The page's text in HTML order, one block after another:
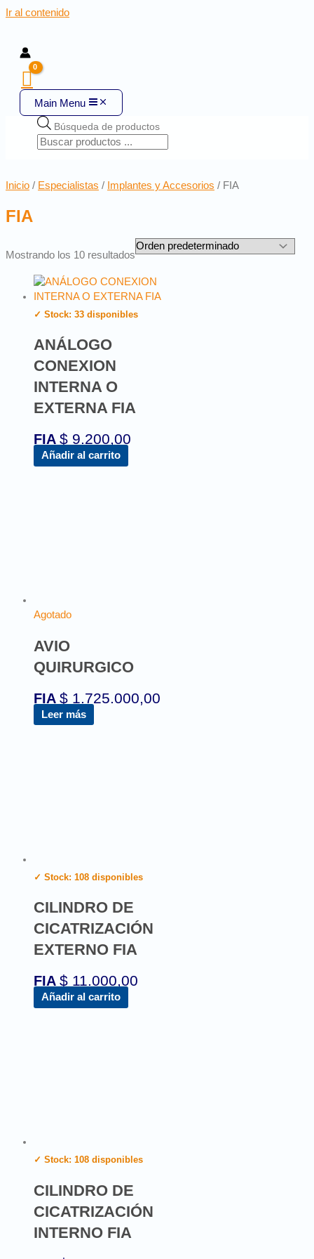
Ir al contenido
Main Menu
Búsqueda de productos
Inicio / Especialistas / Implantes y Accesorios / FIA
FIA
Mostrando los 10 resultados
✓ Stock: 33 disponibles
ANÁLOGO
CONEXION
INTERNA O
EXTERNA FIA
FIA $ 9.200,00
Añadir al carrito
Agotado
AVIO
QUIRURGICO
FIA $ 1.725.000,00
Leer más
✓ Stock: 108 disponibles
CILINDRO DE
CICATRIZACIÓN
EXTERNO FIA
FIA $ 11.000,00
Añadir al carrito
✓ Stock: 108 disponibles
CILINDRO DE
CICATRIZACIÓN
INTERNO FIA